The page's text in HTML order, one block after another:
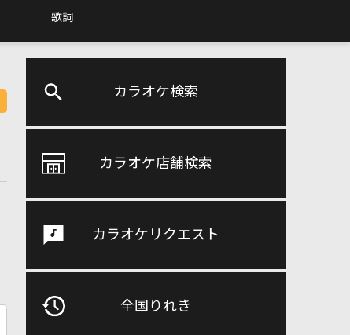
歌詞
カラオケ検索
カラオケ店舗検索
カラオケリクエスト
全国りれき